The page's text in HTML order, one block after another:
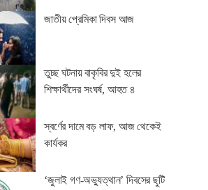
জাতীয় প্রেমিকা দিবস আজ
তুচ্ছ ঘটনায় বাকৃবির দুই হলের
শিক্ষার্থীদের সংঘর্ষ, আহত ৪
স্বর্ণের দামে বড় লাফ, আজ থেকেই
কার্যকর
‘জুলাই গণ-অভ্যুত্থান’ দিবসের ছুটি